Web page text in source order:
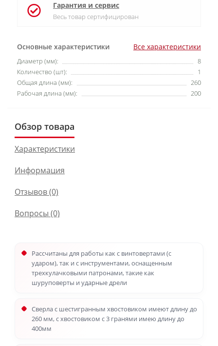
Основные характеристики Все характеристики
Диаметр (мм):
8
Количество (шт):
1
Общая длина (мм):
260
Рабочая длина (мм):
200
Гарантия и сервис
Весь товар сертифицирован
Обзор товара
Характеристики
Информация
Отзывов (0)
Вопросы (0)
Рассчитаны для работы как с винтовертами (с
ударом), так и с инструментами, оснащенным
трехкулачковыми патронами, такие как
шуруповерты и ударные дрели
Сверла с шестигранным хвостовиком имеют длину до
260 мм, с хвостовиком с 3 гранями имею длину до
400мм